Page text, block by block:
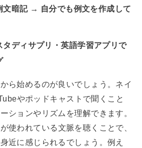
文暗記 → 自分でも例文を作成して
タディサプリ・英語学習アプリで
ら始めるのが良いでしょう。ネイ
やポッドキャストで聞くこと
ションやリズムを理解できます。
使われている文脈を聴くことで、
近に感じられるでしょう。例え